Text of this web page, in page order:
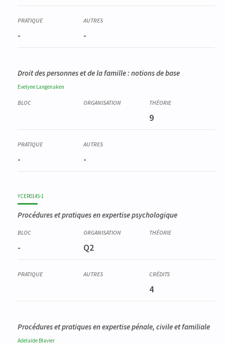
- -
Droit des personnes et de la famille : notions de base
Evelyne Langenaken
9
- -
YCER0145-1
Procédures et pratiques en expertise psychologique
- Q2
4
Procédures et pratiques en expertise pénale, civile et familiale
Adelaïde Blavier